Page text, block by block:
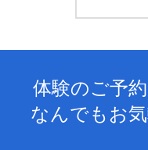
体験のご予
なんでもお